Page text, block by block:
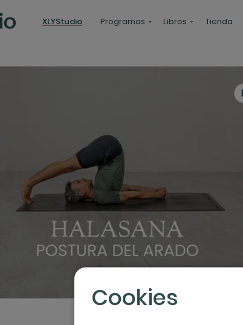
XLYStudio Programas Libros Tienda
Cookies